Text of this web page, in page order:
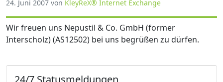
24. Juni 2007 von KleyReX® Internet Exchange
Wir freuen uns Nepustil & Co. GmbH (former
Interscholz) (AS12502) bei uns begrüßen zu dürfen.
24/7 Statusmeldungen